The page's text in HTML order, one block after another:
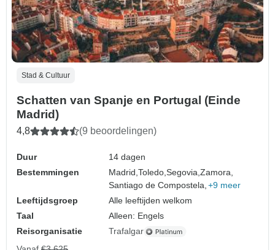
Stad & Cultuur
Schatten van Spanje en Portugal (Einde
Madrid)
4,8 (9 beoordelingen)
Duur
14 dagen
Bestemmingen
Madrid,Toledo,Segovia,Zamora,
Santiago de Compostela, +9 meer
Leeftijdsgroep
Alle leeftijden welkom
Taal
Alleen: Engels
Reisorganisatie
Trafalgar